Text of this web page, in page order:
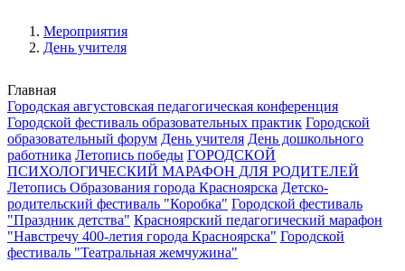
Мероприятия
День учителя
Главная
Городская августовская педагогическая конференция
Городской фестиваль образовательных практик Городской
образовательный форум День учителя День дошкольного
работника Летопись победы ГОРОДСКОЙ
ПСИХОЛОГИЧЕСКИЙ МАРАФОН ДЛЯ РОДИТЕЛЕЙ
Летопись Образования города Красноярска Детско-
родительский фестиваль "Коробка" Городской фестиваль
"Праздник детства" Красноярский педагогический марафон
"Навстречу 400-летия города Красноярска" Городской
фестиваль "Театральная жемчужина"